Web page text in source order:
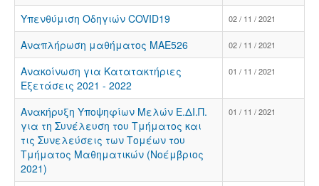
Υπενθύμιση Οδηγιών COVID19 02 / 11 / 2021
Αναπλήρωση μαθήματος ΜΑΕ526 02 / 11 / 2021
Ανακοίνωση για Κατατακτήριες
Εξετάσεις 2021 - 2022
01 / 11 / 2021
Ανακήρυξη Υποψηφίων Μελών Ε.ΔΙ.Π.
για τη Συνέλευση του Τμήματος και
τις Συνελεύσεις των Τομέων του
Τμήματος Μαθηματικών (Νοέμβριος
2021)
01 / 11 / 2021